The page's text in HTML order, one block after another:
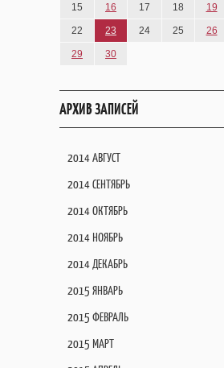
15 16 17 18 19
22 23 24 25 26
29 30
АРХИВ ЗАПИСЕЙ
2014 АВГУСТ
2014 СЕНТЯБРЬ
2014 ОКТЯБРЬ
2014 НОЯБРЬ
2014 ДЕКАБРЬ
2015 ЯНВАРЬ
2015 ФЕВРАЛЬ
2015 МАРТ